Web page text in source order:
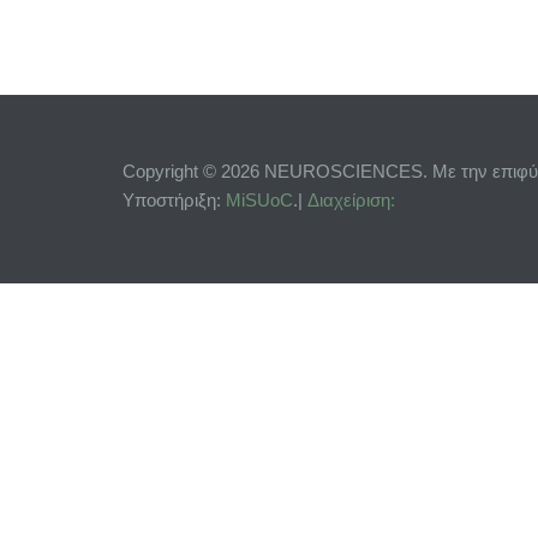
Copyright © 2026 NEUROSCIENCES. Με την
Υποστήριξη: MiSUoC.| Διαχείριση: